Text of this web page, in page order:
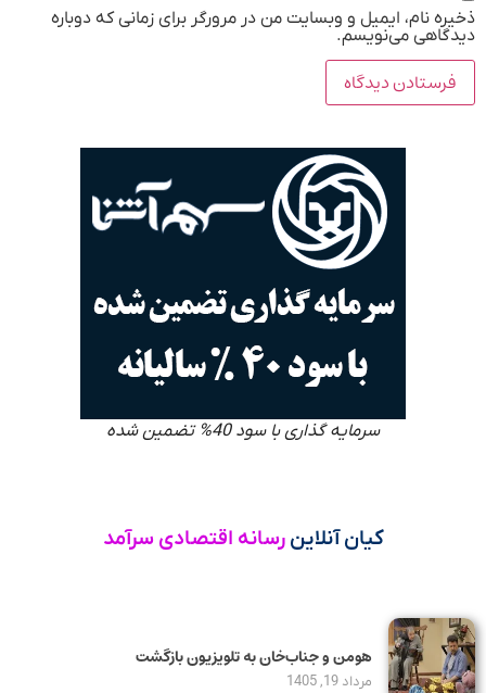
ذخیره نام، ایمیل و وبسایت من در مرورگر برای زمانی که دوباره
دیدگاهی می‌نویسم.
سرمایه گذاری با سود 40% تضمین شده
کیان آنلاین رسانه اقتصادی سرآمد
هومن و جناب‌خان به تلویزیون بازگشت
مرداد 19, 1405